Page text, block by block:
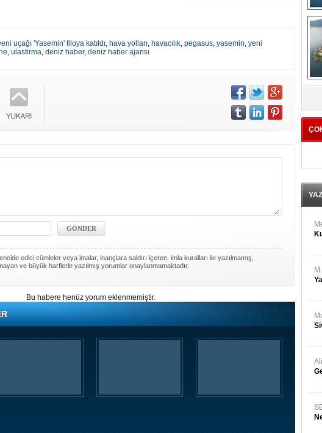
uçağı 'Yasemin' filoya katıldı, hava yolları, havacılık, pegasus, yasemin, yeni
, ulastirma, deniz haber, deniz haber ajansı
edici cümleler veya imalar, inançlara saldırı içeren, imla kuralları ile yazılmamış,
ve büyük harflerle yazılmış yorumlar onaylanmamaktadır.
Bu habere henüz yorum eklenmemiştir.